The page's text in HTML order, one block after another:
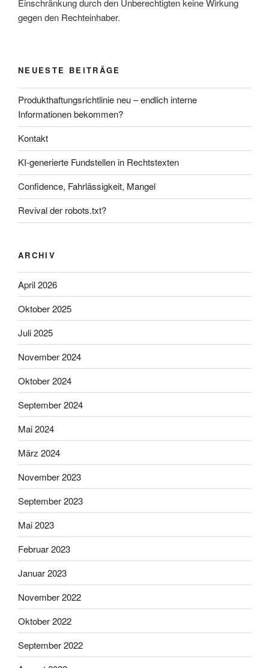
Einschränkung durch den Unberechtigten keine Wirkung
gegen den Rechteinhaber.
NEUESTE BEITRÄGE
Produkthaftungsrichtlinie neu – endlich interne
Informationen bekommen?
Kontakt
KI-generierte Fundstellen in Rechtstexten
Confidence, Fahrlässigkeit, Mangel
Revival der robots.txt?
ARCHIV
April 2026
Oktober 2025
Juli 2025
November 2024
Oktober 2024
September 2024
Mai 2024
März 2024
November 2023
September 2023
Mai 2023
Februar 2023
Januar 2023
November 2022
Oktober 2022
September 2022